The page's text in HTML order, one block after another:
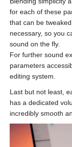
for each of these
that can be
necessary, so you
sound on the fly.
For further sound
parameters
editing system.
Last but not least,
has a dedicated
incredibly smooth